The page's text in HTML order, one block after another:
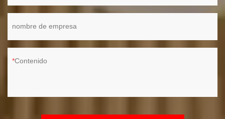
nombre de empresa
Contenido